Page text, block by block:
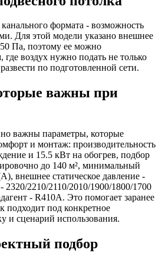
формата - возможность
Для этой модели указано внешнее
Па, поэтому ее можно
где воздух нужно подать не только
по подготовленной сети.
важны при
важны параметры, которые
и монтаж: производительность
и 15.5 кВт на обогрев, подбор
до 140 м², минимальный
внешнее статическое давление -
2320/2210/2110/2010/1900/1800/1700
- R410A. Это помогает заранее
подходит под конкретное
и сценарий использования.
подбор